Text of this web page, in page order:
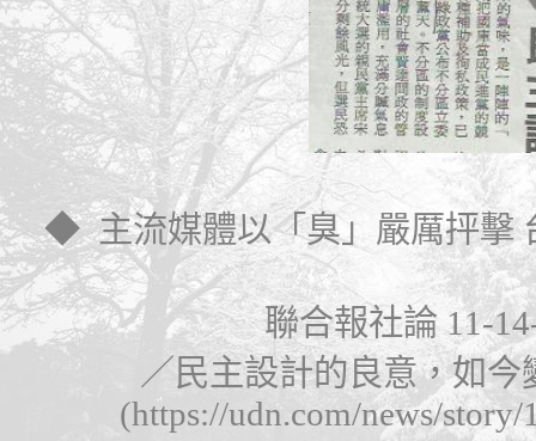
◆主流媒體以「臭」 嚴厲抨擊
聯合報社論11-
／民主設計的良意，如
(https://udn.com/news/story/